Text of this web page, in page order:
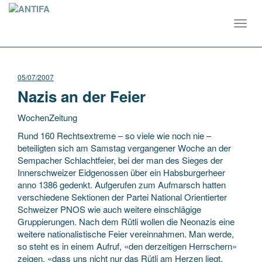
05/07/2007
Nazis an der Feier
WochenZeitung
Rund 160 Rechtsextreme – so viele wie noch nie –
beteiligten sich am Samstag vergangener Woche an der
Sempacher Schlachtfeier, bei der man des Sieges der
Innerschweizer Eidgenossen über ein Habsburgerheer
anno 1386 gedenkt. Aufgerufen zum Aufmarsch hatten
verschiedeneSektionen der Partei National Orientierter
Schweizer PNOS wie auch weitere einschlägige
Gruppierungen. Nach dem Rütli wollen die Neonazis eine
weitere nationalistische Feier vereinnahmen. Man werde,
so steht es in einem Aufruf, «den derzeitigen Herrschern»
zeigen, «dass uns nicht nur das Rütli am Herzen liegt,